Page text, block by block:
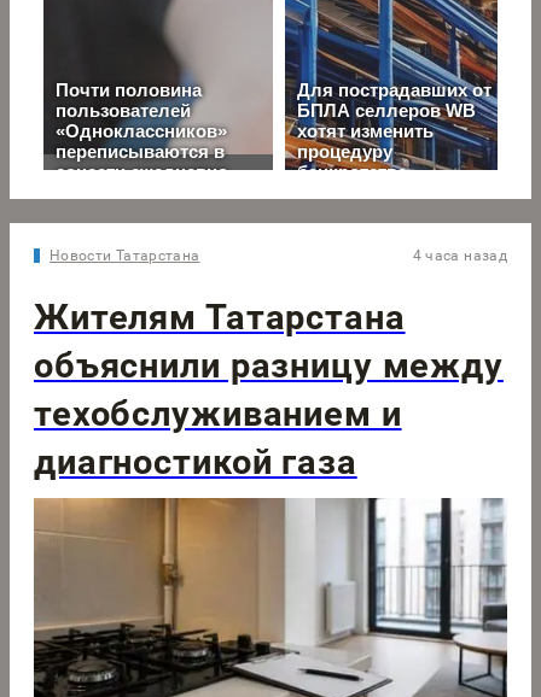
Новости Татарстана 4 часа назад
Жителям Татарстана
объяснили разницу между
техобслуживанием и
диагностикой газа